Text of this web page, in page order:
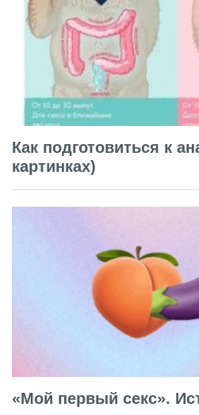
Как подготовиться к
картинках)
«Мой первый секс».